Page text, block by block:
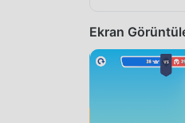
Ekran